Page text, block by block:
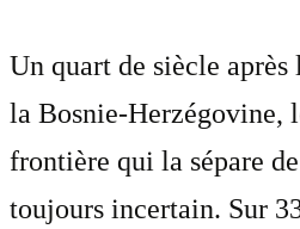
Un quart de siècle après
la Bosnie-Herzégovine,
frontière qui la sépare
toujours incertain. Sur